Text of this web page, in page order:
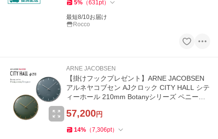
5% （631pt）
最短8/10お届け
Rocco
ARNE JACOBSEN
【掛けフックプレゼント】ARNE JACOBSEN
アルネヤコブセン AJクロック CITY HALL シテ
ィーホール 210mm Botanyシリーズ ペニーク
57,200円
14% （7,306pt）